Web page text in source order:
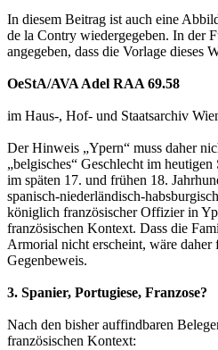
In diesem Beitrag ist auch eine
de la Contry wiedergegeben. In der
angegeben, dass die Vorlage dieses
OeStA/AVA Adel RAA 69.58
im Haus-, Hof- und Staatsarchiv
Der Hinweis „Ypern“ muss daher
„belgisches“ Geschlecht im
im späten 17. und frühen 18.
spanisch-niederländisch-
königlich französischer Offizier in
französischen Kontext. Dass die
Armorial nicht erscheint, wäre
Gegenbeweis.
3. Spanier, Portugiese, Franzose?
Nach den bisher auffindbaren
französischen Kontext: